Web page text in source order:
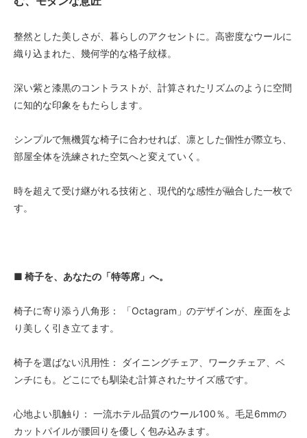
整然とした美しさが、暮らしのアクセントに。高密度なウールに
織り込まれた、幾何学的な格子紋様。
深い紫と漆黒のコントラストが、計算されたリズムのように空間
に知的な印象をもたらします。
シンプルで無機質な椅子に合わせれば、凛とした個性が際立ち、
部屋全体を洗練された空気へと変えていく。
時を超えて受け継がれる技術と、現代的な感性が融合した一枚で
す。
■ 椅子を、あなたの「特等席」へ。
椅子に寄り添う八角形： 「Octagram」のデザインが、座面をよ
り美しく引き立てます。
椅子を選ばない汎用性： ダイニングチェア、ワークチェア、ベ
ンチにも。どこにでも馴染む計算されたサイズ感です。
心地よい肌触り： 一流ホテル品質のウール100％。毛足6mmの
カットパイルが腰回りを優しく包み込みます。